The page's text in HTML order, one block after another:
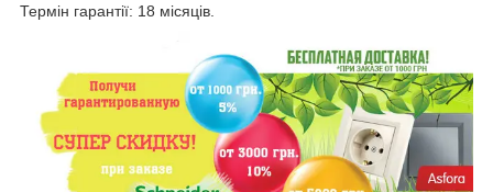
Термін гарантії: 18 місяців.